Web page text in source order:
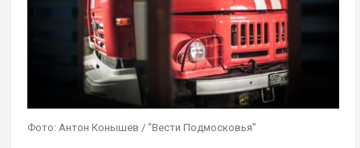
Фото: Антон Конышев / "Вести Подмосковья"